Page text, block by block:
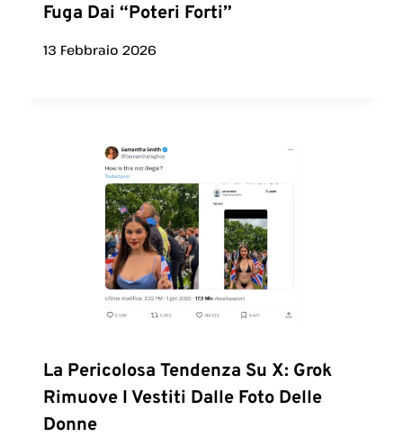
Fuga Dai “poteri Forti”
13 Febbraio 2026
La Pericolosa Tendenza Su X: Grok
Rimuove I Vestiti Dalle Foto Delle
Donne